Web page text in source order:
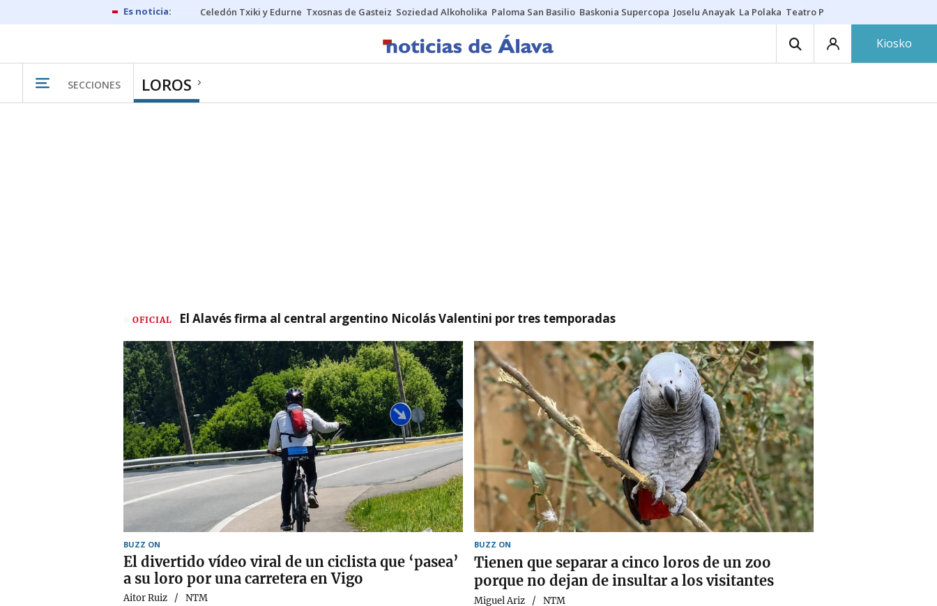
Celedón Txiki y Edurne Txosnas de Gasteiz Soziedad Alkoholika Paloma San Basilio Baskonia Supercopa Joselu Anayak La Polaka Teatro Principal
Kiosko
SECCIONES LOROS
OFICIAL El Alavés firma al central argentino Nicolás Valentini por tres temporadas
BUZZ ON
El divertido vídeo viral de un ciclista que ‘pasea’
a su loro por una carretera en Vigo
Aitor Ruiz NTM
BUZZ ON
Tienen que separar a cinco loros de un zoo
porque no dejan de insultar a los visitantes
Miguel Ariz NTM